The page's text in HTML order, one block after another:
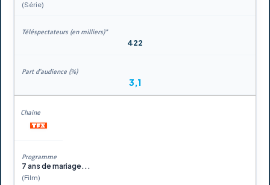
(Série)
422
3,1
7 ans de mariage...
(Film)